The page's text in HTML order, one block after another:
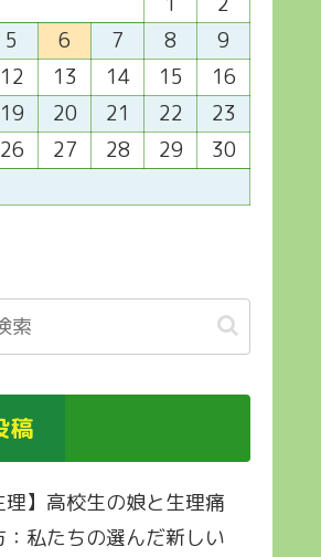
5 6 7 8
9
12 13 14 15
16
19 20 21 22
23
26 27 28 29
30
稿
理】高校生の娘と生理痛
私たちの選んだ新しい